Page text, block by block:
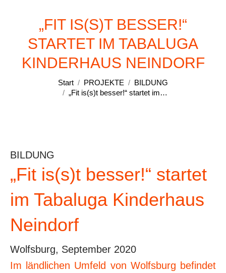
„FIT IS(S)T BESSER!“
STARTET IM TABALUGA
KINDERHAUS NEINDORF
Sie befinden sich hier:
Start PROJEKTE
BILDUNG
„Fit is(s)t besser!“ startet im…
BILDUNG
„Fit is(s)t besser!“ startet
im Tabaluga Kinderhaus
Neindorf
Wolfsburg, September 2020
Im ländlichen Umfeld von Wolfsburg befindet